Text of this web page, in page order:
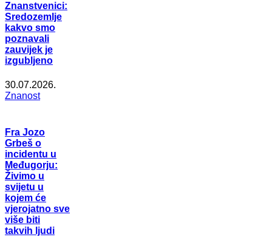
Znanstvenici:
Sredozemlje
kakvo smo
poznavali
zauvijek je
izgubljeno
30.07.2026.
Znanost
Fra Jozo
Grbeš o
incidentu u
Međugorju:
Živimo u
svijetu u
kojem će
vjerojatno sve
više biti
takvih ljudi